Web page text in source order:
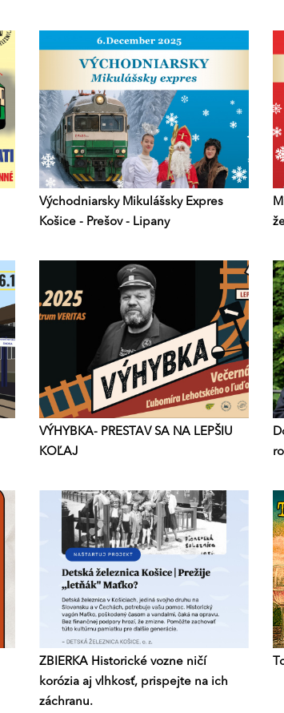
Východniarsky Mikulášsky Expres
Košice - Prešov - Lipany
VÝHYBKA- PRESTAV SA NA LEPŠIU
KOĽAJ
ZBIERKA Historické vozne ničí
korózia aj vlhkosť, prispejte na ich
záchranu.